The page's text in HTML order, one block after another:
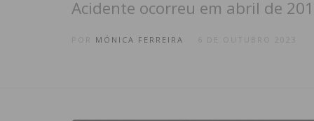
Acidente ocorreu em abril de
MÓNICA FERREIRA 6 DE OUTUBRO 2023